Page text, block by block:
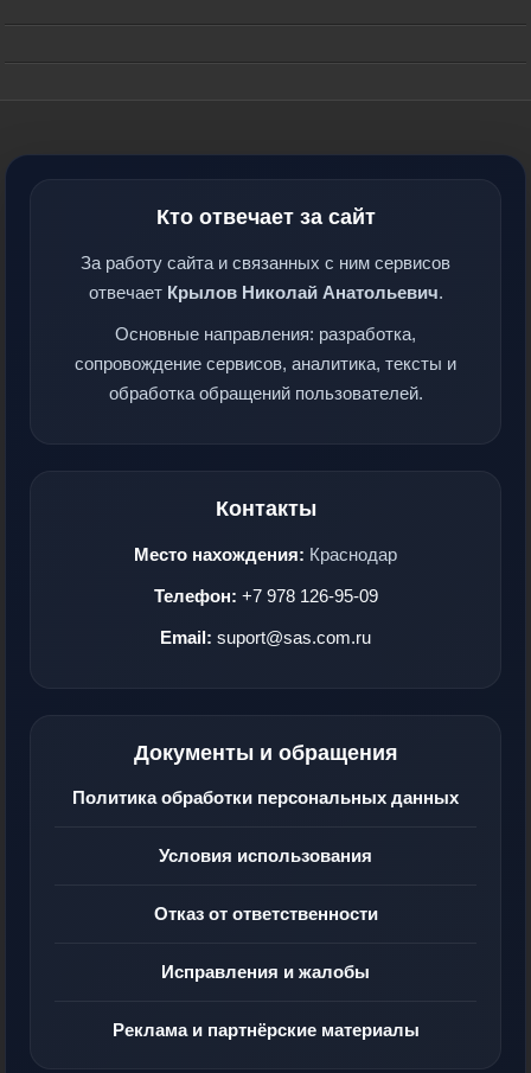
Кто отвечает за сайт
За работу сайта и связанных с ним сервисов
отвечает Крылов Николай Анатольевич.
Основные направления: разработка,
сопровождение сервисов, аналитика, тексты и
обработка обращений пользователей.
Контакты
Место нахождения: Краснодар
Телефон: +7 978 126-95-09
Email: suport@sas.com.ru
Документы и обращения
Политика обработки персональных данных
Условия использования
Отказ от ответственности
Исправления и жалобы
Реклама и партнёрские материалы